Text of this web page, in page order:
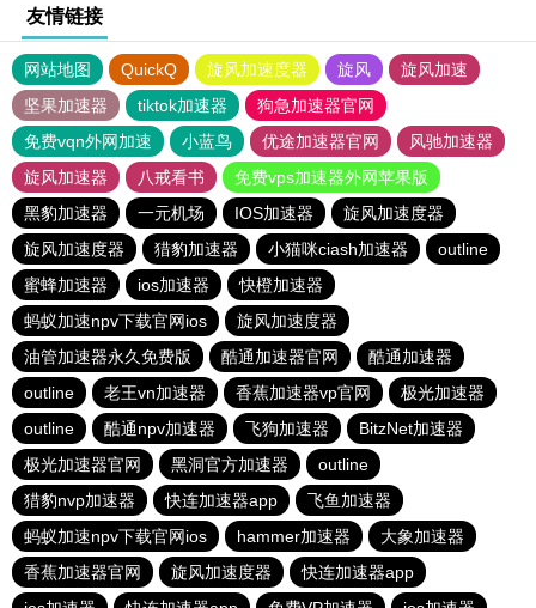
友情链接
网站地图 QuickQ 旋风加速度器 旋风
旋风加速
坚果加速器
tiktok加速器
狗急加速器官网
免费vqn外网加速
小蓝鸟 优途加速器官网
风驰加速器
旋风加速器
八戒看书
免费vps加速器外网苹果版
黑豹加速器
一元机场 IOS加速器
旋风加速度器
旋风加速度器
猎豹加速器 小猫咪ciash加速器
outline
蜜蜂加速器
ios加速器
快橙加速器
蚂蚁加速npv下载官网ios
旋风加速度器
油管加速器永久免费版
酷通加速器官网
酷通加速器
outline
老王vn加速器 香蕉加速器vp官网
极光加速器
outline
酷通npv加速器 飞狗加速器
BitzNet加速器
极光加速器官网
黑洞官方加速器
outline
猎豹nvp加速器
快连加速器app
飞鱼加速器
蚂蚁加速npv下载官网ios
hammer加速器
大象加速器
香蕉加速器官网
旋风加速度器
快连加速器app